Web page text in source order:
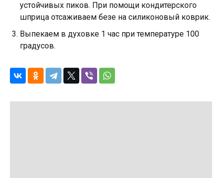
устойчивых пиков. При помощи кондитерского
шприца отсаживаем безе на силиконовый коврик.
Выпекаем в духовке 1 час при температуре 100
градусов.